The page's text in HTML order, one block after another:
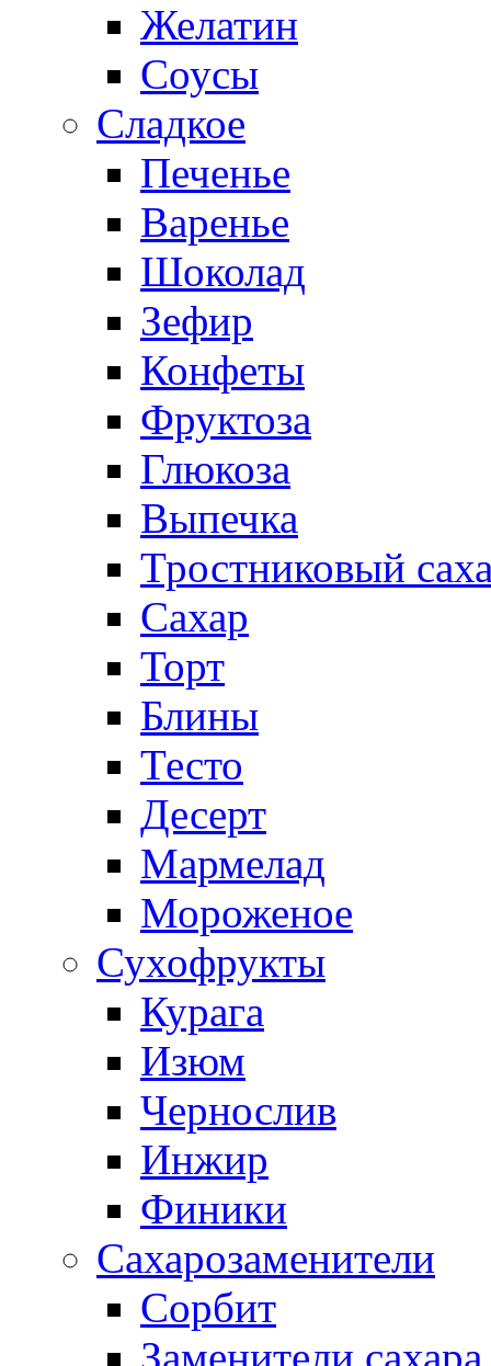
Желатин
Соусы
Сладкое
Печенье
Варенье
Шоколад
Зефир
Конфеты
Фруктоза
Глюкоза
Выпечка
Тростниковый
Сахар
Торт
Блины
Тесто
Десерт
Мармелад
Мороженое
Сухофрукты
Курага
Изюм
Чернослив
Инжир
Финики
Сахарозаменители
Сорбит